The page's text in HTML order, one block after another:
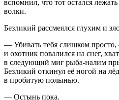
вспомнил, что тот остался
волки.
Безликий рассмеялся глухим и
— Убивать тебя слишком
и охотник повалился на снег,
в следующий миг рыба-налим
Безликий откинул её ногой на
в пробитую полынью.
— Остынь пока.